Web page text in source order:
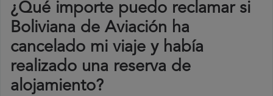
¿Qué importe puedo reclamar si
Boliviana de Aviación ha
cancelado mi viaje y había
realizado una reserva de
alojamiento?